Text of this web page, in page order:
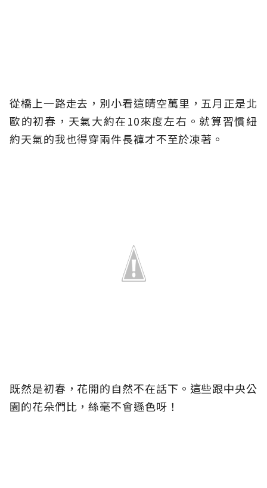
從橋上一路走去，別小看這晴空萬里，五月正是北
歐的初春，天氣大約在10來度左右。就算習慣紐
約天氣的我也得穿兩件長褲才不至於凍著。
既然是初春，花開的自然不在話下。這些跟中央公
園的花朵們比，絲毫不會遜色呀！